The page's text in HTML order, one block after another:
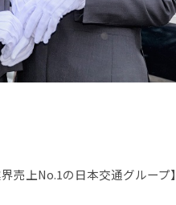
売上No.1の日本交通グルー